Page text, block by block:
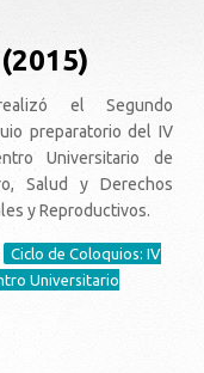
el Segundo
preparatorio del IV
Universitario de
Salud y Derechos
y Reproductivos.
Ciclo de Coloquios: IV
Universitario